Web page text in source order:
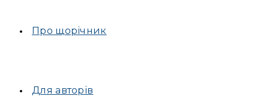
Про щорічник
Для авторів